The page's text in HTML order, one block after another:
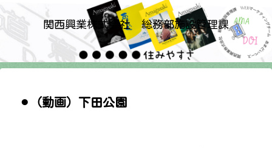
関西興業株式会社 総務部施設管理課
⚫︎（動画）下田公園